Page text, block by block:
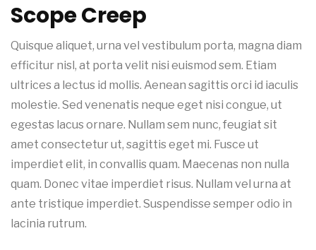
Scope Creep
Quisque aliquet, urna vel vestibulum porta, magna diam
efficitur nisl, at porta velit nisi euismod sem. Etiam
ultrices a lectus id mollis. Aenean sagittis orci id iaculis
molestie. Sed venenatis neque eget nisi congue, ut
egestas lacus ornare. Nullam sem nunc, feugiat sit
amet consectetur ut, sagittis eget mi. Fusce ut
imperdiet elit, in convallis quam. Maecenas non nulla
quam. Donec vitae imperdiet risus. Nullam vel urna at
ante tristique imperdiet. Suspendisse semper odio in
lacinia rutrum.